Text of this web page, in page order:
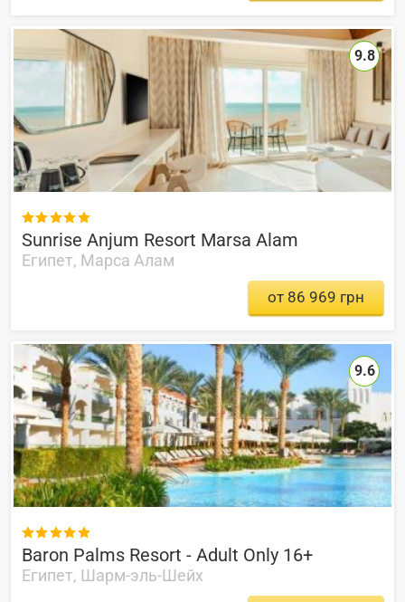

Sunrise Anjum Resort Marsa Alam
Египет, Марса Алам
9.8
от 86 969 грн

Baron Palms Resort - Adult Only 16+
Египет, Шарм-эль-Шейх
9.6